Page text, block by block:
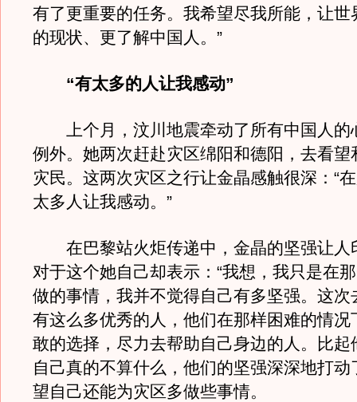
有了更重要的任务。我希望尽我所能，让世
的现状、更了解中国人。”
“有太多的人让我感动”
上个月，汶川地震牵动了所有中国人的
例外。她两次赶赴灾区绵阳和德阳，去看望
灾民。这两次灾区之行让金晶感触很深：“
太多人让我感动。”
在巴黎站火炬传递中，金晶的坚强让人
对于这个她自己却表示：“我想，我只是在
做的事情，我并不觉得自己有多坚强。这次
有这么多优秀的人，他们在那样困难的情况
敢的选择，尽力去帮助自己身边的人。比起
自己真的不算什么，他们的坚强深深地打动
望自己还能为灾区多做些事情。